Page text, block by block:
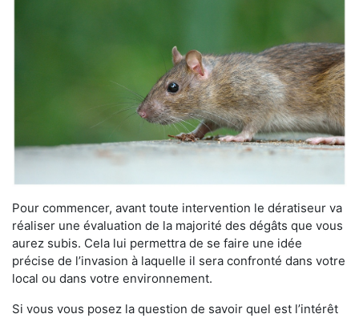
Pour commencer, avant toute intervention le dératiseur va
réaliser une évaluation de la majorité des dégâts que vous
aurez subis. Cela lui permettra de se faire une idée
précise de l’invasion à laquelle il sera confronté dans votre
local ou dans votre environnement.
Si vous vous posez la question de savoir quel est l’intérêt